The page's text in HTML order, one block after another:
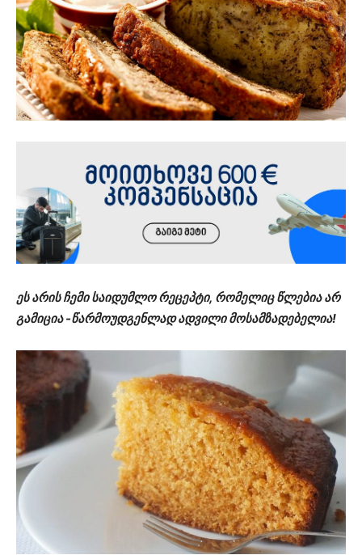
ეს არის ჩემი საიდუმლო რეცეპტი, რომელიც წლებია არ
გამიცია -წარმოუდგენლად ადვილი მოსამზადებელია!